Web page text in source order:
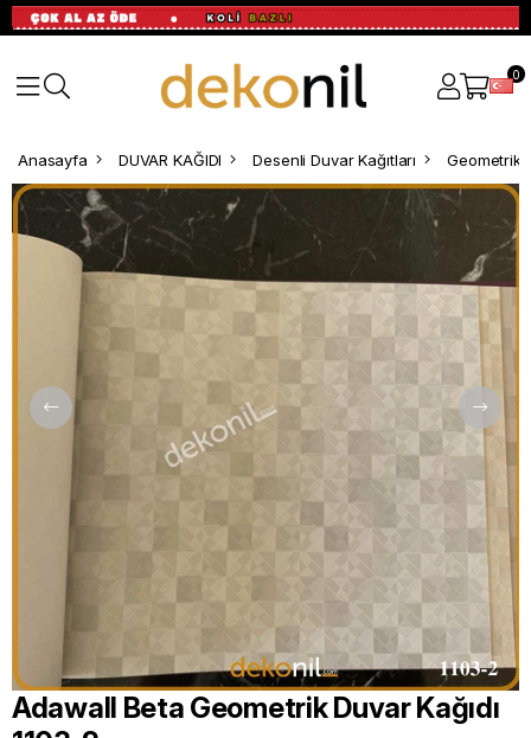
0
Anasayfa DUVAR KAĞIDI Desenli Duvar Kağıtları Geometrik
Adawall Beta Geometrik Duvar Kağıdı